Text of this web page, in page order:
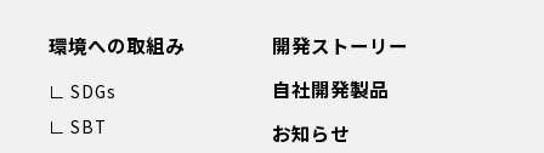
環境への取組み
∟ SDGs
∟ SBT
開発ストーリー
自社開発製品
お知らせ